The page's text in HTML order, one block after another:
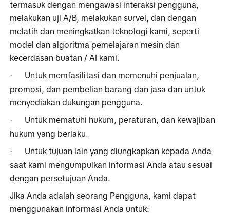
termasuk dengan mengawasi interaksi pengguna,
melakukan uji A/B, melakukan survei, dan dengan
melatih dan meningkatkan teknologi kami, seperti
model dan algoritma pemelajaran mesin dan
kecerdasan buatan / AI kami.
·
Untuk memfasilitasi dan memenuhi penjualan,
promosi, dan pembelian barang dan jasa dan untuk
menyediakan dukungan pengguna.
·
Untuk mematuhi hukum, peraturan, dan kewajiban
hukum yang berlaku.
·
Untuk tujuan lain yang diungkapkan kepada Anda
saat kami mengumpulkan informasi Anda atau sesuai
dengan persetujuan Anda.
Jika Anda adalah seorang Pengguna, kami dapat
menggunakan informasi Anda untuk: